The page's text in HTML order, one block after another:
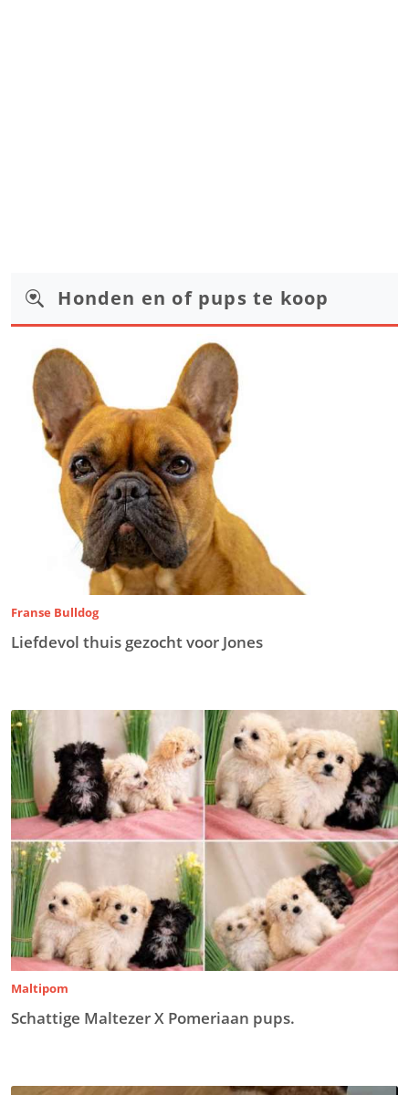
Honden en of pups te koop
Franse Bulldog
Liefdevol thuis gezocht voor Jones
Maltipom
Schattige Maltezer X Pomeriaan pups.